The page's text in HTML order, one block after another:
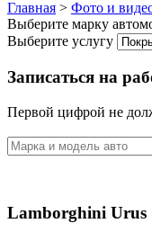
Главная > Фото и
Выберите марку
Выберите услугу
Записаться на
Первой цифрой не
Lamborghini Urus